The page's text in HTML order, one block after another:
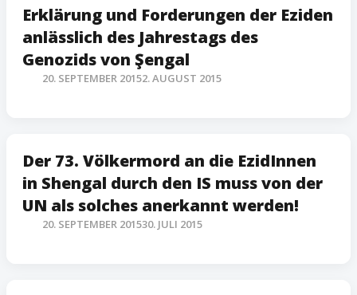
Erklärung und Forderungen der Eziden
anlässlich des Jahrestags des
Genozids von Şengal
20. SEPTEMBER 20152. AUGUST 2015
Der 73. Völkermord an die EzidInnen
in Shengal durch den IS muss von der
UN als solches anerkannt werden!
20. SEPTEMBER 201530. JULI 2015